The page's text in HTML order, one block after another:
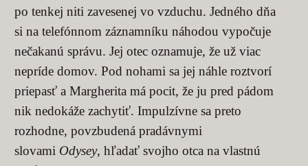
po tenkej niti zavesenej vo vzduchu. Jedného dňa
si na telefónnom záznamníku náhodou vypočuje
nečakanú správu. Jej otec oznamuje, že už viac
nepríde domov. Pod nohami sa jej náhle roztvorí
priepasť a Margherita má pocit, že ju pred pádom
nik nedokáže zachytiť. Impulzívne sa preto
rozhodne, povzbudená pradávnymi
slovami Odysey, hľadať svojho otca na vlastnú